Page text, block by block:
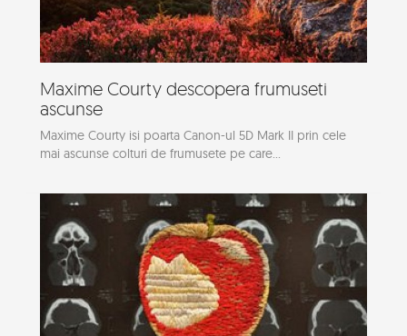
Maxime Courty descopera frumuseti
ascunse
Maxime Courty isi poarta Canon-ul 5D Mark II prin cele
mai ascunse colturi de frumusete pe care...